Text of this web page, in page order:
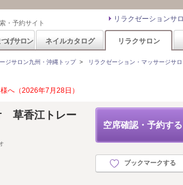
・予約サイト リラクゼーションサ
げサロン ネイルカタログ リラクサロン
ジサロン九州・沖縄トップ> リラクゼーション・マッサージサ
へ（2026年7月28日）
空席確認・予約する
ブックマークする
草香江トレー